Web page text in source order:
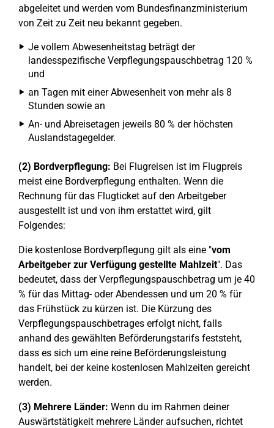
abgeleitet und werden vom Bundesfinanzministerium
von Zeit zu Zeit neu bekannt gegeben.
Je vollem Abwesenheitstag beträgt der
landesspezifische Verpflegungspauschbetrag 120 %
und
an Tagen mit einer Abwesenheit von mehr als 8
Stunden sowie an
An- und Abreisetagen jeweils 80 % der höchsten
Auslandstagegelder.
(2) Bordverpflegung: Bei Flugreisen ist im Flugpreis
meist eine Bordverpflegung enthalten. Wenn die
Rechnung für das Flugticket auf den Arbeitgeber
ausgestellt ist und von ihm erstattet wird, gilt
Folgendes:
Die kostenlose Bordverpflegung gilt als eine "vom
Arbeitgeber zur Verfügung gestellte Mahlzeit". Das
bedeutet, dass der Verpflegungspauschbetrag um je 40
% für das Mittag- oder Abendessen und um 20 % für
das Frühstück zu kürzen ist. Die Kürzung des
Verpflegungspauschbetrages erfolgt nicht, falls
anhand des gewählten Beförderungstarifs feststeht,
dass es sich um eine reine Beförderungsleistung
handelt, bei der keine kostenlosen Mahlzeiten gereicht
werden.
(3) Mehrere Länder: Wenn du im Rahmen deiner
Auswärtstätigkeit mehrere Länder aufsuchen, richtet